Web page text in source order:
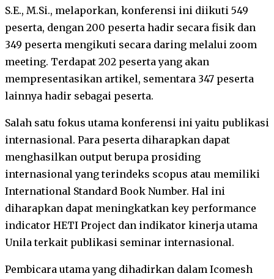
S.E., M.Si., melaporkan, konferensi ini diikuti 549
peserta, dengan 200 peserta hadir secara fisik dan
349 peserta mengikuti secara daring melalui zoom
meeting. Terdapat 202 peserta yang akan
mempresentasikan artikel, sementara 347 peserta
lainnya hadir sebagai peserta.
Salah satu fokus utama konferensi ini yaitu publikasi
internasional. Para peserta diharapkan dapat
menghasilkan output berupa prosiding
internasional yang terindeks scopus atau memiliki
International Standard Book Number. Hal ini
diharapkan dapat meningkatkan key performance
indicator HETI Project dan indikator kinerja utama
Unila terkait publikasi seminar internasional.
Pembicara utama yang dihadirkan dalam Icomesh